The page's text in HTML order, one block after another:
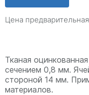
Цена
Тканая
сечением 0,8 мм.
стороной 14 мм.
материалов.